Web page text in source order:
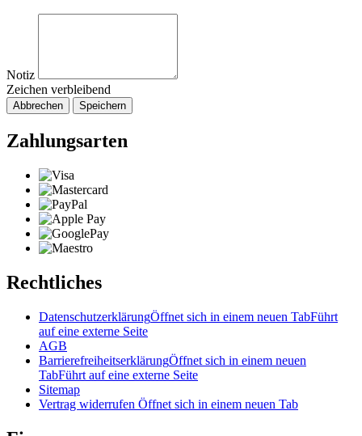
Notiz
Zeichen verbleibend
Abbrechen Speichern
Zahlungsarten
Rechtliches
DatenschutzerklärungÖffnet sich in einem neuen TabFührt
auf eine externe Seite
AGB
BarrierefreiheitserklärungÖffnet sich in einem neuen
TabFührt auf eine externe Seite
Sitemap
Vertrag widerrufen Öffnet sich in einem neuen Tab